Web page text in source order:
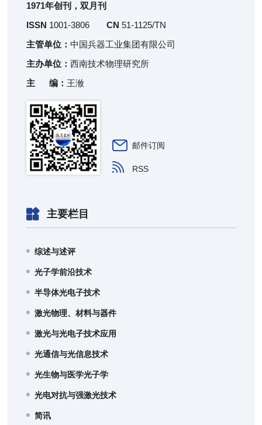
1971年创刊，双月刊
ISSN 1001-3806 CN 51-1125/TN
主管单位： 中国兵器工业集团有限公司
主办单位： 西南技术物理研究所
主 编： 王浟
邮件订阅
RSS
主要栏目
综述与述评
光子学前沿技术
半导体光电子技术
激光物理、材料与器件
激光与光电子技术应用
光通信与光信息技术
光生物与医学光子学
光电对抗与强激光技术
简讯